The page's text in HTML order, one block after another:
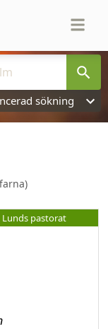
sökning
Lunds pastorat